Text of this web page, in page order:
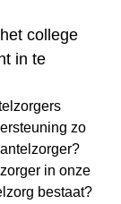
college
in te
zo
in onze
bestaat?